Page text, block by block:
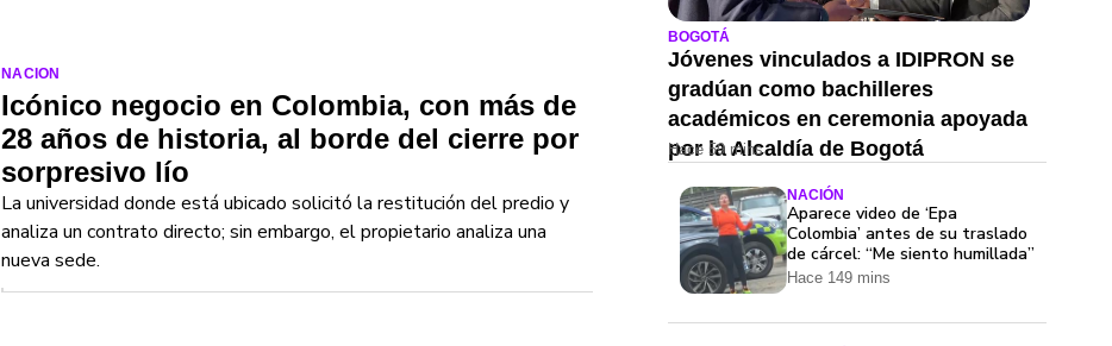
NACION
Icónico negocio en Colombia, con más de
28 años de historia, al borde del cierre por
sorpresivo lío
La universidad donde está ubicado solicitó la restitución del predio y
analiza un contrato directo; sin embargo, el propietario analiza una
nueva sede.
BOGOTÁ
Jóvenes vinculados a IDIPRON se
gradúan como bachilleres
académicos en ceremonia apoyada
por la Alcaldía de Bogotá
Hace 59 mins
NACIÓN
Aparece video de ‘Epa
Colombia’ antes de su traslado
de cárcel: “Me siento humillada”
Hace 149 mins